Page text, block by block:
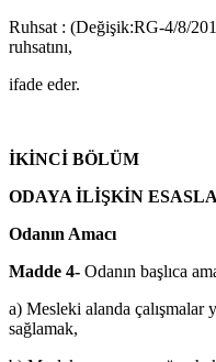
Ruhsat : (Değişik:RG-4/8/
ruhsatını,
ifade eder.
İKİNCİ BÖLÜM
ODAYA İLİŞKİN
Odanın Amacı
Madde 4- Odanın başlıca
a) Mesleki alanda çalışmalar
sağlamak,